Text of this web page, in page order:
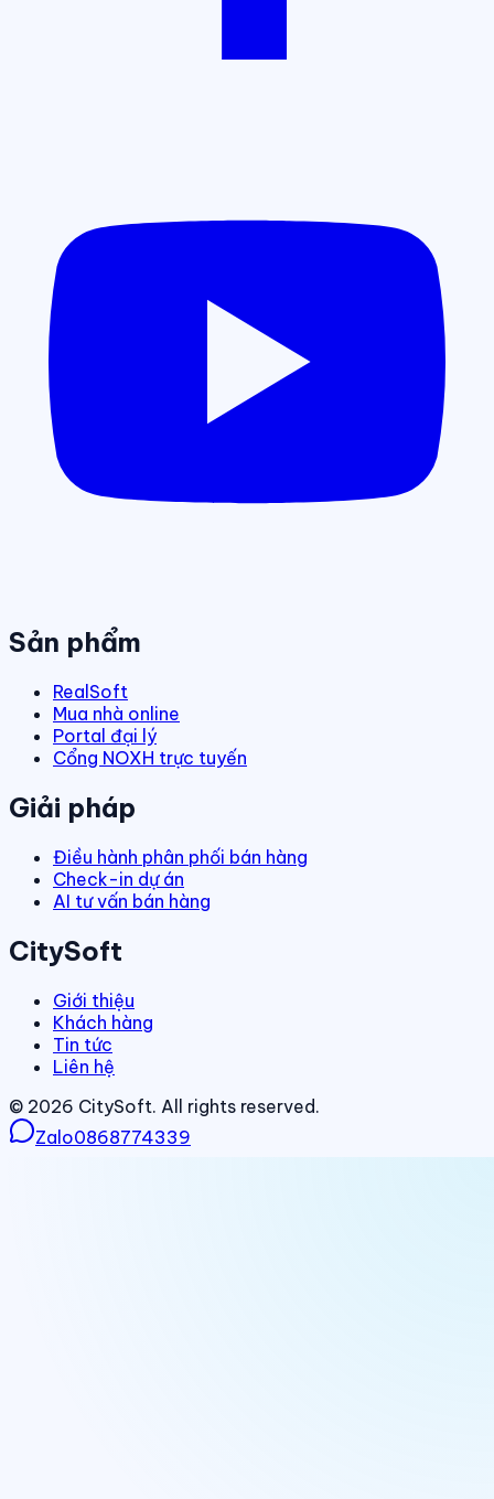
Sản phẩm
RealSoft
Mua nhà online
Portal đại lý
Cổng NOXH trực tuyến
Giải pháp
Điều hành phân phối bán hàng
Check-in dự án
AI tư vấn bán hàng
CitySoft
Giới thiệu
Khách hàng
Tin tức
Liên hệ
© 2026 CitySoft. All rights reserved.
Zalo0868774339